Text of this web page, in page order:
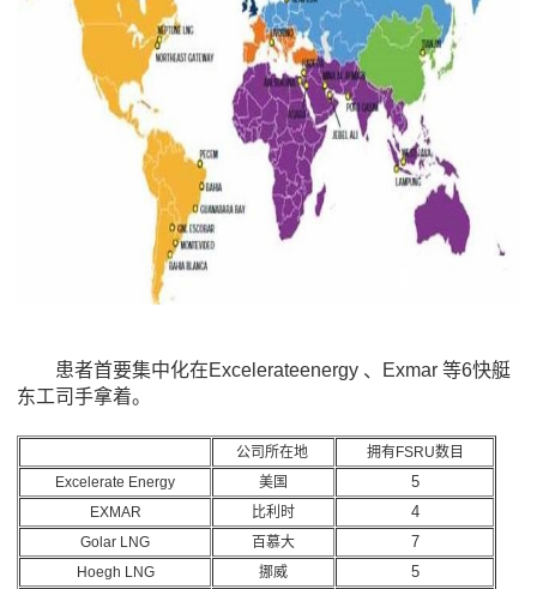
患者首要集中化在Excelerateenergy 、Exmar 等6快艇
东工司手拿着。
公司所在地
拥有FSRU数目
Excelerate Energy
美国 5
EXMAR 比利时 4
Golar LNG 百慕大 7
Hoegh LNG 挪威 5